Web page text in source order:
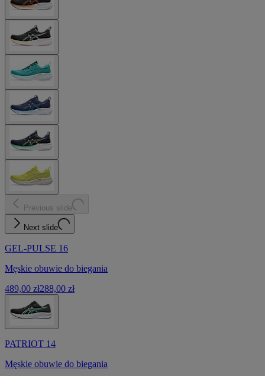
Previous slide
Next slide
GEL-PULSE 16
Męskie obuwie do biegania
489,00 zł288,00 zł
PATRIOT 14
Męskie obuwie do biegania